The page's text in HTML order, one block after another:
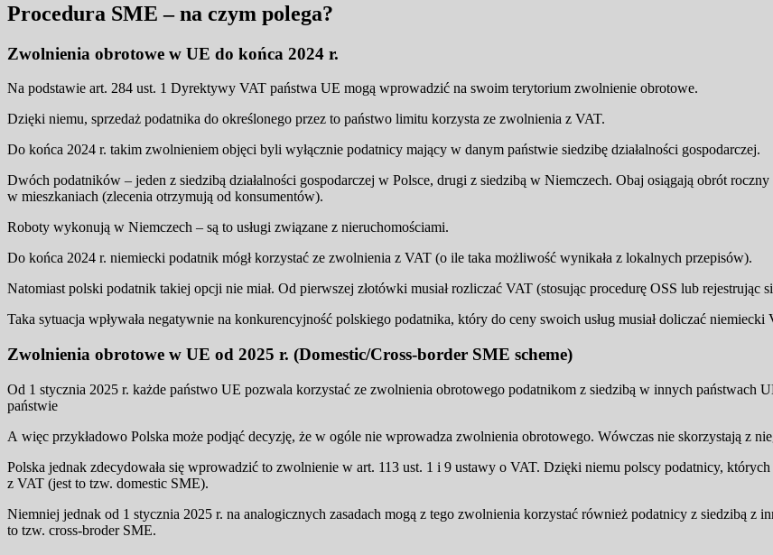
Procedura SME – na czym polega?
Zwolnienia obrotowe w UE do końca 2024 r.
Na podstawie art. 284 ust. 1 Dyrektywy VAT państwa UE mogą wprowadzić na swoim terytorium zwolnienie obrotowe.
Dzięki niemu, sprzedaż podatnika do określonego przez to państwo limitu korzysta ze zwolnienia z VAT.
Do końca 2024 r. takim zwolnieniem objęci byli wyłącznie podatnicy mający w danym państwie siedzibę działalności gospodarczej.
Dwóch podatników – jeden z siedzibą działalności gospodarczej w Polsce, drugi z siedzibą w Niemczech. Obaj osiągają obrót
w mieszkaniach (zlecenia otrzymują od konsumentów).
Roboty wykonują w Niemczech – są to usługi związane z nieruchomościami.
Do końca 2024 r. niemiecki podatnik mógł korzystać ze zwolnienia z VAT (o ile taka możliwość wynikała z lokalnych przepisów).
Natomiast polski podatnik takiej opcji nie miał. Od pierwszej złotówki musiał rozliczać VAT (stosując procedurę OSS lub rejestrując
Taka sytuacja wpływała negatywnie na konkurencyjność polskiego podatnika, który do ceny swoich usług musiał doliczać niemiecki
Zwolnienia obrotowe w UE od 2025 r. (Domestic/Cross-border SME scheme)
Od 1 stycznia 2025 r. każde państwo UE pozwala korzystać ze zwolnienia obrotowego podatnikom z siedzibą w innych państwach
państwie
A więc przykładowo Polska może podjąć decyzję, że w ogóle nie wprowadza zwolnienia obrotowego. Wówczas nie skorzystają z
Polska jednak zdecydowała się wprowadzić to zwolnienie w art. 113 ust. 1 i 9 ustawy o VAT. Dzięki niemu polscy podatnicy,
z VAT (jest to tzw. domestic SME).
Niemniej jednak od 1 stycznia 2025 r. na analogicznych zasadach mogą z tego zwolnienia korzystać również podatnicy z siedzibą
to tzw. cross-broder SME.